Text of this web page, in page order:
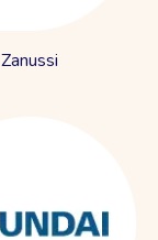
Zanussi